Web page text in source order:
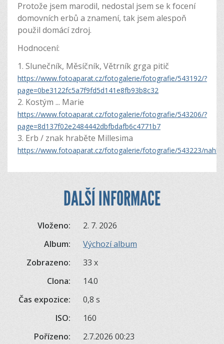
Protože jsem marodil, nedostal jsem se k focení
domovních erbů a znamení, tak jsem alespoň
použil domácí zdroj.
Hodnocení:
1. Slunečník, Měsíčník, Větrník grga pitič
https://www.fotoaparat.cz/fotogalerie/fotografie/543192/?
page=0be3122fc5a7f9fd5d141e8fb93b8c32
2. Kostým ... Marie
https://www.fotoaparat.cz/fotogalerie/fotografie/543206/?
page=8d137f02e2484442dbfbdafb6c4771b7
3. Erb / znak hraběte Millesima
https://www.fotoaparat.cz/fotogalerie/fotografie/543223/
DALŠÍ INFORMACE
Vloženo:
2. 7. 2026
Album:
Výchozí album
Zobrazeno:
33 x
Clona:
14.0
Čas expozice:
0,8 s
ISO:
160
Pořízeno:
2.7.2026 00:23